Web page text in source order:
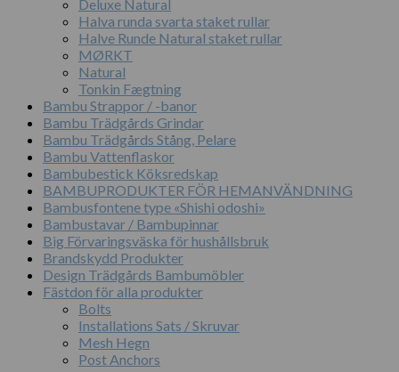
Deluxe Natural
Halva runda svarta staket rullar
Halve Runde Natural staket rullar
MØRKT
Natural
Tonkin Fægtning
Bambu Strappor / -banor
Bambu Trädgårds Grindar
Bambu Trädgårds Stång, Pelare
Bambu Vattenflaskor
Bambubestick Köksredskap
BAMBUPRODUKTER FÖR HEMANVÄNDNING
Bambusfontene type «Shishi odoshi»
Bambustavar / Bambupinnar
Big Förvaringsväska för hushållsbruk
Brandskydd Produkter
Design Trädgårds Bambumöbler
Fästdon för alla produkter
Bolts
Installations Sats / Skruvar
Mesh Hegn
Post Anchors